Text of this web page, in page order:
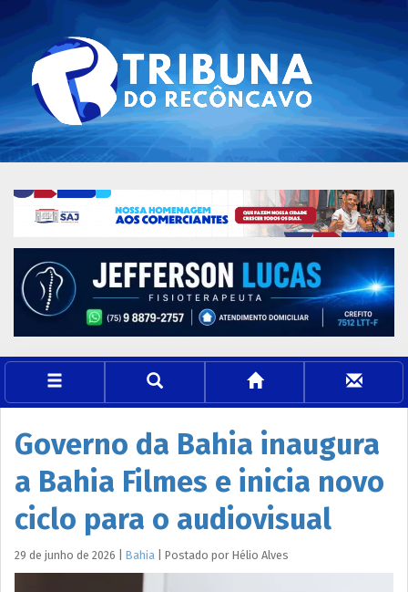
Governo da Bahia inaugura
a Bahia Filmes e inicia novo
ciclo para o audiovisual
29 de junho de 2026 Bahia Postado por Hélio Alves